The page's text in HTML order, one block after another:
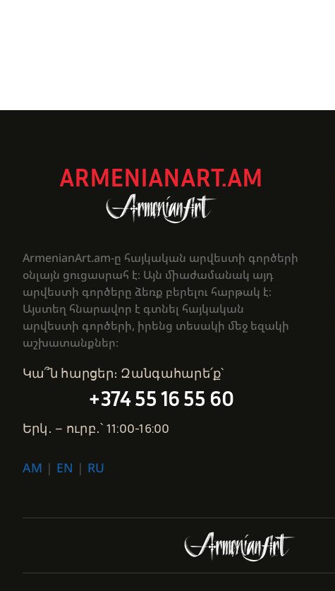
ARMENIANART.AM
ArmenianArt.am-ը հայկական արվեստի գործերի
օնլայն ցուցասրահ է։ Այն միաժամանակ այդ
արվեստի գործերը ձեռք բերելու հարթակ է։
Այստեղ հնարավոր է գտնել հայկական
արվեստի գործերի, իրենց տեսակի մեջ եզակի
աշխատանքներ։
Կա՞ն հարցեր։ Զանգահարե՛ք՝
+374 55 16 55 60
Երկ․ – ուրբ․՝ 11:00-16:00
AM | EN | RU